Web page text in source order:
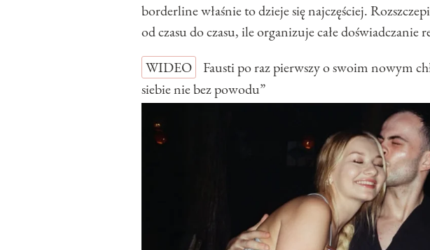
borderline właśnie to dzieje się najczęściej.
od czasu do czasu, ile organizuje całe doświadczanie
WIDEO
Fausti po raz pierwszy o swoim nowym
siebie nie bez powodu”